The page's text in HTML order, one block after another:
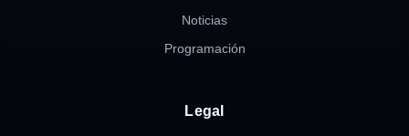
Noticias
Programación
Legal